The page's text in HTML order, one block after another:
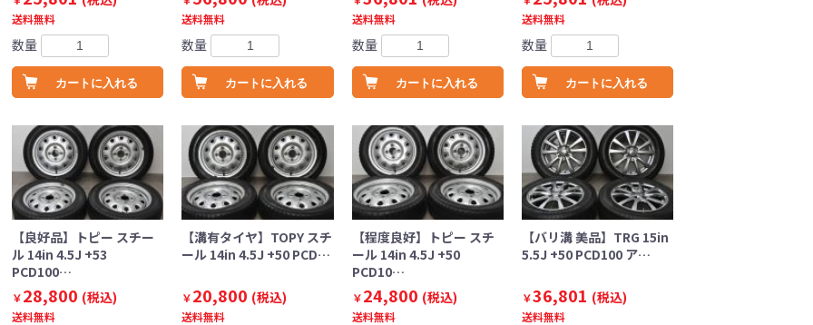
送料無料
数量
カートに入れる
送料無料
数量
カートに入れる
送料無料
数量
カートに入れる
送料無料
数量
カートに入れる
【良好品】トピー スチー
ル 14in 4.5J +53
PCD100…
￥28,800 (税込)
送料無料
【溝有タイヤ】TOPY スチ
ール 14in 4.5J +50 PCD…
￥20,800 (税込)
送料無料
【程度良好】トピー スチ
ール 14in 4.5J +50
PCD10…
￥24,800 (税込)
送料無料
【バリ溝 美品】TRG 15in
5.5J +50 PCD100 ア…
￥36,801 (税込)
送料無料